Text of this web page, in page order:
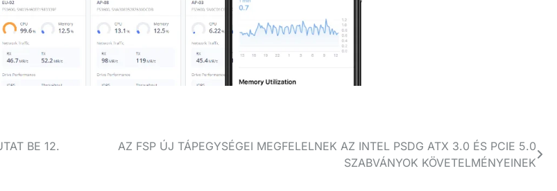
BE 12.
AZ FSP ÚJ TÁPEGYSÉGEI MEGFELELNEK AZ INTEL PSDG ATX 3.0 ÉS PCIE 5.0
SZABVÁNYOK KÖVETELMÉNYEINEK